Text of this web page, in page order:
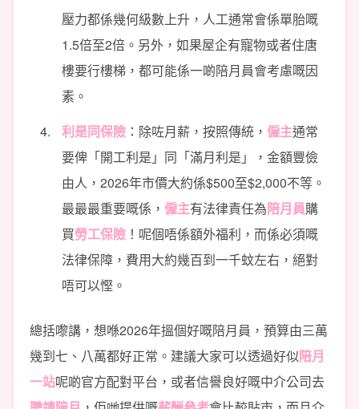
壓力都係幾何級數上升，人工通常會係單胎嘅
1.5倍至2倍。另外，如果屋企有寵物或者住唐
樓要行樓梯，都可能係一啲陪月員會考慮嘅因
素。
利是同保險 ：除咗月薪，按照傳統， 僱主通常
要俾「開工利是」同「滿月利是」，金額豐儉
由人，2026年市價大約係$500至$2,000不等。
最最最重要嘅係， 僱主有法律責任為陪月員購
買勞工保險 ！呢個唔係額外福利，而係必須嘅
法律保障，費用大約幾百到一千蚊左右，絕對
唔可以慳。
總括嚟講，想喺2026年搵個好嘅陪月員，預算由三萬
幾到七、八萬都好正常。建議大家可以透過好似陪月
一站呢啲官方配對平台，或者信譽良好嘅中介公司去